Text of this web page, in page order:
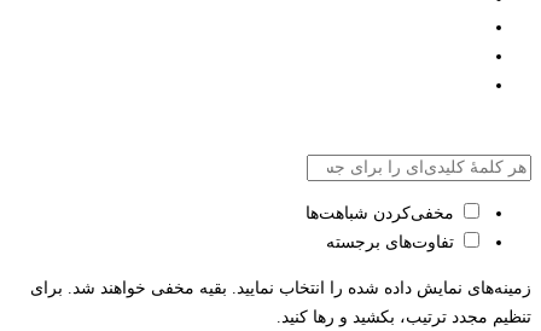
مخفی‌کردن شباهت‌ها
تفاوت‌های برجسته
زمینه‌های نمایش داده شده را انتخاب نمایید. بقیه مخفی خواهند شد. برای
تنظیم مجدد ترتیب، بکشید و رها کنید.